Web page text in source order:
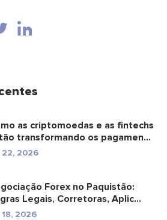
as criptomoedas e as fintechs
transformando os pagamen...
22, 2026
Forex no Paquistão:
Legais, Corretoras, Aplic...
18, 2026